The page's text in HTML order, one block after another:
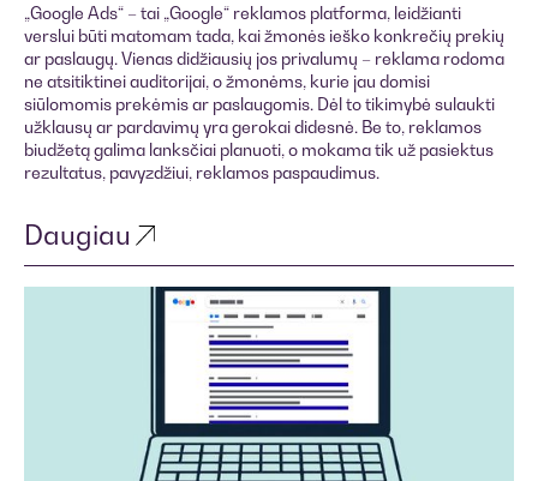
„Google Ads“ – tai „Google“ reklamos platforma, leidžianti
verslui būti matomam tada, kai žmonės ieško konkrečių prekių
ar paslaugų. Vienas didžiausių jos privalumų – reklama rodoma
ne atsitiktinei auditorijai, o žmonėms, kurie jau domisi
siūlomomis prekėmis ar paslaugomis. Dėl to tikimybė sulaukti
užklausų ar pardavimų yra gerokai didesnė. Be to, reklamos
biudžetą galima lanksčiai planuoti, o mokama tik už pasiektus
rezultatus, pavyzdžiui, reklamos paspaudimus.
Daugiau